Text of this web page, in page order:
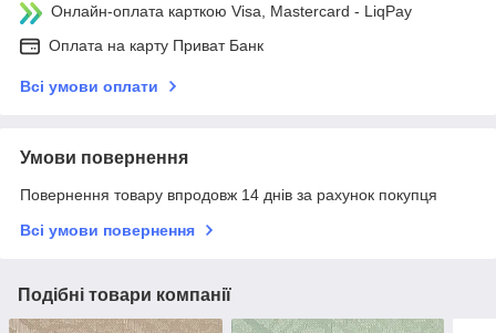
Онлайн-оплата карткою Visa, Mastercard - LiqPay
Оплата на карту Приват Банк
Всі умови оплати
Умови повернення
Повернення товару впродовж 14 днів за рахунок покупця
Всі умови повернення
Подібні товари компанії